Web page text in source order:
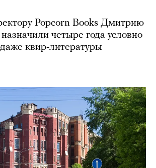
Popcorn Books Дмитрию
четыре года условно
квир-литературы